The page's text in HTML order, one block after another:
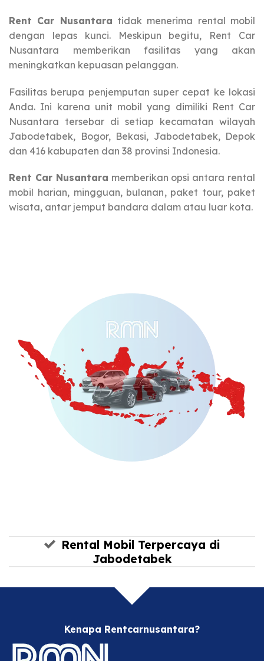
Rent Car Nusantara tidak menerima rental mobil
dengan lepas kunci. Meskipun begitu, Rent Car
Nusantara memberikan fasilitas yang akan
meningkatkan kepuasan pelanggan.
Fasilitas berupa penjemputan super cepat ke lokasi
Anda. Ini karena unit mobil yang dimiliki Rent Car
Nusantara tersebar di setiap kecamatan wilayah
Jabodetabek, Bogor, Bekasi, Jabodetabek, Depok
dan 416 kabupaten dan 38 provinsi Indonesia.
Rent Car Nusantara memberikan opsi antara rental
mobil harian, mingguan, bulanan, paket tour, paket
wisata, antar jemput bandara dalam atau luar kota.
Rental Mobil Terpercaya di
Jabodetabek
Kenapa Rentcarnusantara?